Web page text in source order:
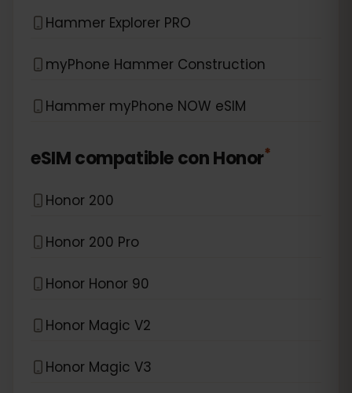
Hammer Explorer PRO
myPhone Hammer Construction
Hammer myPhone NOW eSIM
eSIM compatible conHonor*
Honor 200
Honor 200 Pro
Honor Honor 90
Honor Magic V2
Honor Magic V3